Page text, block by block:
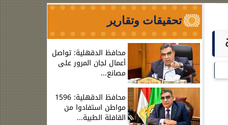
تحقيقات وتقارير
محافظ الدقهلية: تواصل
أعمال لجان المرور على
مصانع...
محافظ الدقهلية: 1596
مواطن استفادوا من
القافلة الطبية...